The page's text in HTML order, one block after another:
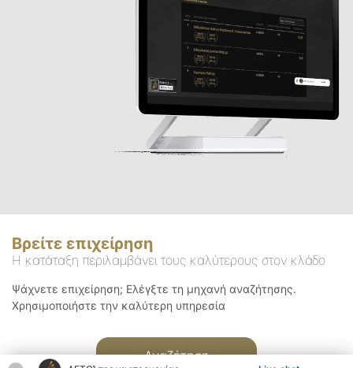
Βρείτε επιχείρηση
Η κατάταξη περιλαμβάνει τους καλύτερους στον κλάδο
Ψάχνετε επιχείρηση; Ελέγξτε τη μηχανή αναζήτησης.
Χρησιμοποιήστε την καλύτερη υπηρεσία
Αναζήτηση